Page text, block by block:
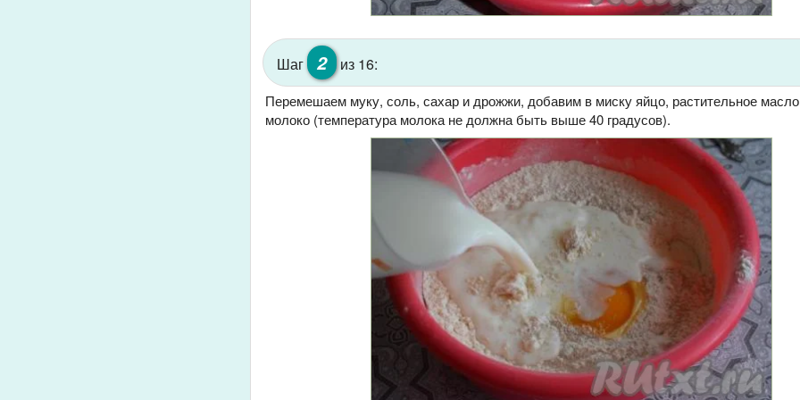
Шаг 2 из 16:
Перемешаем муку, соль, сахар и дрожжи, добавим в миску яйцо, растительное
молоко (температура молока не должна быть выше 40 градусов).